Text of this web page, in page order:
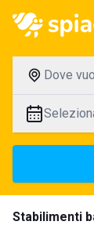
Dove
Stabilimenti